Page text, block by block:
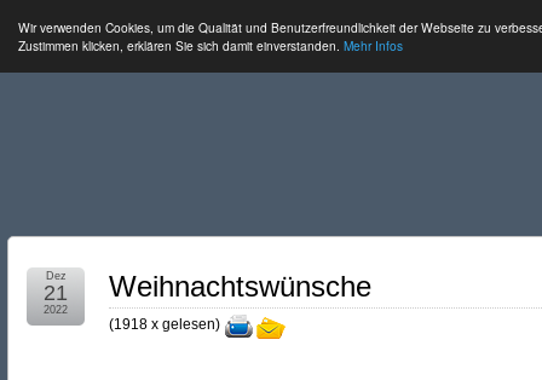
Wir verwenden Cookies, um die Qualität und Benutzerfreundlichkeit der Webseite zu
Zustimmen klicken, erklären Sie sich damit einverstanden. Mehr Infos
Weihnachtswünsche
(1918 x gelesen)
Dez
21
2022